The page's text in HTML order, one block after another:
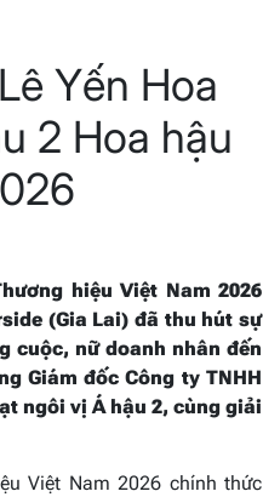
Yến Hoa
2 Hoa hậu
hiệu Việt Nam 2026
(Gia Lai) đã thu hút sự
cuộc, nữ doanh nhân đến
Giám đốc Công ty TNHH
ngôi vị Á hậu 2, cùng giải
Việt Nam 2026 chính thức